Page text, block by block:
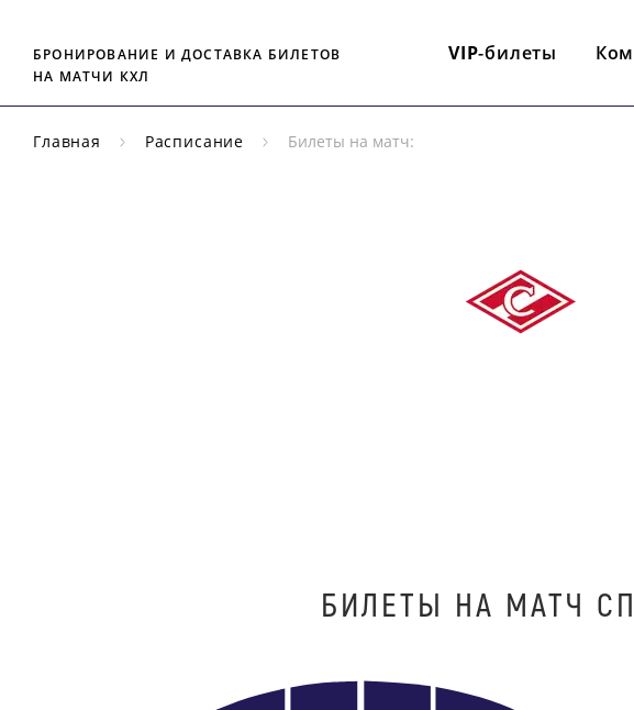
БРОНИРОВАНИЕ И ДОСТАВКА БИЛЕТОВ
НА МАТЧИ КХЛ
VIP-билеты
Главная Расписание Билеты на матч:
БИЛЕТЫ НА МАТЧ